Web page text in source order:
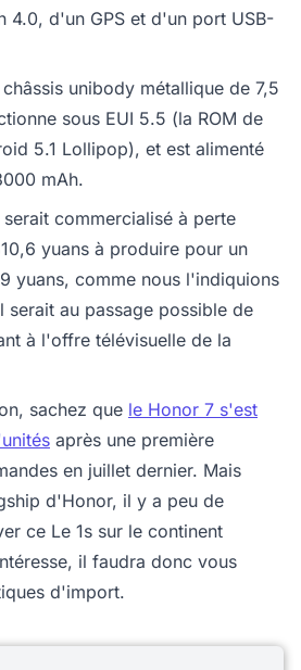
4.0, d'un GPS et d'un port USB-
unibody métallique de 7,5
sous EUI 5.5 (la ROM de
5.1 Lollipop), et est alimenté
mAh.
serait commercialisé à perte
yuans à produire pour un
yuans, comme nous l'indiquions
au passage possible de
à l'offre télévisuelle de la
sachez que le Honor 7 s'est
après une première
en juillet dernier. Mais
d'Honor, il y a peu de
ce Le 1s sur le continent
il faudra donc vous
d'import.